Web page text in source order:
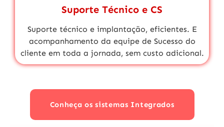
Suporte Técnico e CS
Suporte técnico e implantação, eficientes. E
acompanhamento da equipe de Sucesso do
cliente em toda a jornada, sem custo adicional.
Conheça os sistemas Integrados